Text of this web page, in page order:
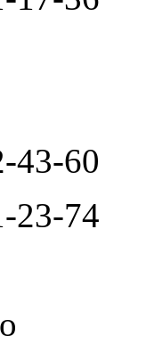
43-60
23-74